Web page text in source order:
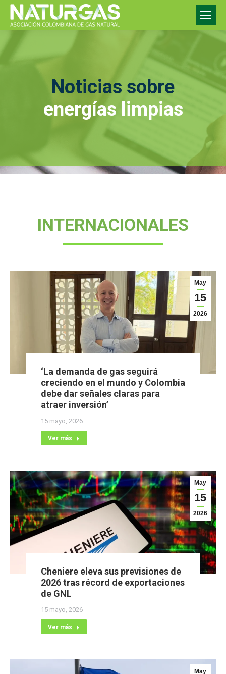
Noticias sobre
energías limpias
INTERNACIONALES
May
15
2026
‘La demanda de gas seguirá
creciendo en el mundo y Colombia
debe dar señales claras para
atraer inversión’
15 mayo, 2026
Ver más
May
15
2026
Cheniere eleva sus previsiones de
2026 tras récord de exportaciones
de GNL
15 mayo, 2026
Ver más
May